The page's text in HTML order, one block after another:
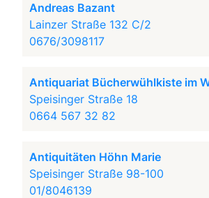
Andreas Bazant
Lainzer Straße 132 C/2
0676/3098117
Antiquariat Bücherwühlkiste im
Speisinger Straße 18
0664 567 32 82
Antiquitäten Höhn Marie
Speisinger Straße 98-100
01/8046139